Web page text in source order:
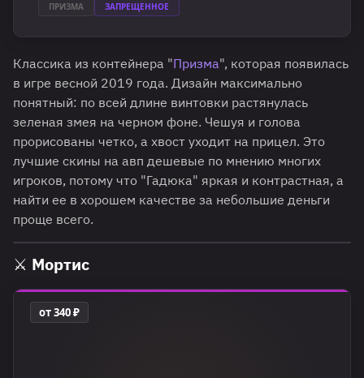
ПРИЗМА ЗАПРЕЩЕННОЕ
Классика из контейнера "Призма", которая появилась
в игре весной 2019 года. Дизайн максимально
понятный: по всей длине винтовки растянулась
зеленая змея на черном фоне. Чешуя и голова
прорисованы четко, а хвост уходит на прицел. Это
лучшие скины на авп дешевые по мнению многих
игроков, потому что "Гадюка" яркая и контрастная, а
найти ее в хорошем качестве за небольшие деньги
проще всего.
⚔️ Мортис
от 340 ₽